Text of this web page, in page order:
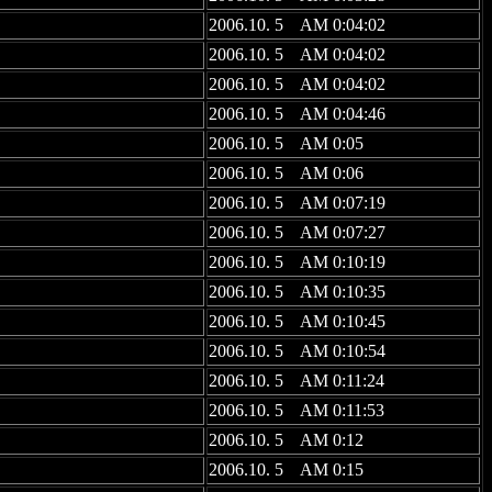
2006.10. 5 AM 0:04:02
2006.10. 5 AM 0:04:02
2006.10. 5 AM 0:04:02
2006.10. 5 AM 0:04:46
2006.10. 5 AM 0:05
2006.10. 5 AM 0:06
2006.10. 5 AM 0:07:19
2006.10. 5 AM 0:07:27
2006.10. 5 AM 0:10:19
2006.10. 5 AM 0:10:35
2006.10. 5 AM 0:10:45
2006.10. 5 AM 0:10:54
2006.10. 5 AM 0:11:24
2006.10. 5 AM 0:11:53
2006.10. 5 AM 0:12
2006.10. 5 AM 0:15